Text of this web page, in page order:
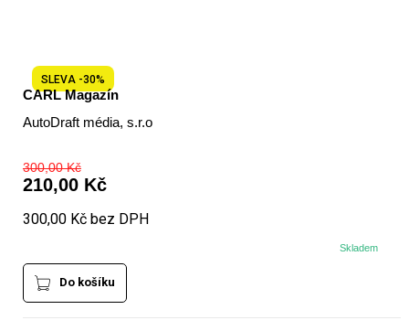
SLEVA -30%
CARL Magazín
AutoDraft média, s.r.o
300,00 Kč
210,00 Kč
300,00 Kč bez DPH
Skladem
Do košíku